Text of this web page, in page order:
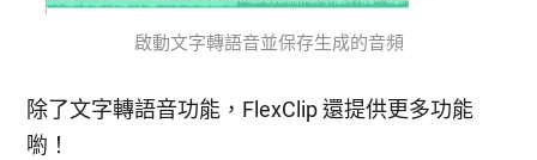
啟動文字轉語音並保存生成的音頻
除了文字轉語音功能，FlexClip 還提供更多功能
喲！